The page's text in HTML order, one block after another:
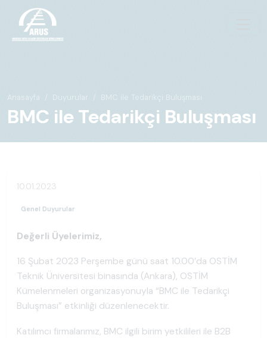
Anasayfa Duyurular BMC ile Tedarikçi Buluşması
BMC ile Tedarikçi Buluşması
10.01.2023
Genel Duyurular
Değerli Üyelerimiz,
16 Şubat 2023 Perşembe günü saat 10.00’da OSTİM
Teknik Üniversitesi binasında (Ankara), OSTİM
Kümelenmeleri organizasyonuyla “BMC ile Tedarikçi
Buluşması” etkinliği düzenlenecektir.
Katılımcı firmalarımız, BMC ilgili birim yetkilileri ile B2B